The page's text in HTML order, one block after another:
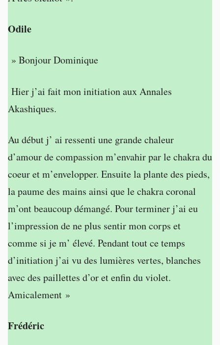
Odile
» Bonjour Dominique
Hier j’ai fait mon initiation aux Annales
Akashiques.
Au début j’ ai ressenti une grande chaleur
d’amour de compassion m’envahir par le chakra du
coeur et m’envelopper. Ensuite la plante des pieds,
la paume des mains ainsi que le chakra coronal
m’ont beaucoup démangé. Pour terminer j’ai eu
l’impression de ne plus sentir mon corps et
comme si je m’ élevé. Pendant tout ce temps
d’initiation j’ai vu des lumières vertes, blanches
avec des paillettes d’or et enfin du violet.
Amicalement »
Frédéric